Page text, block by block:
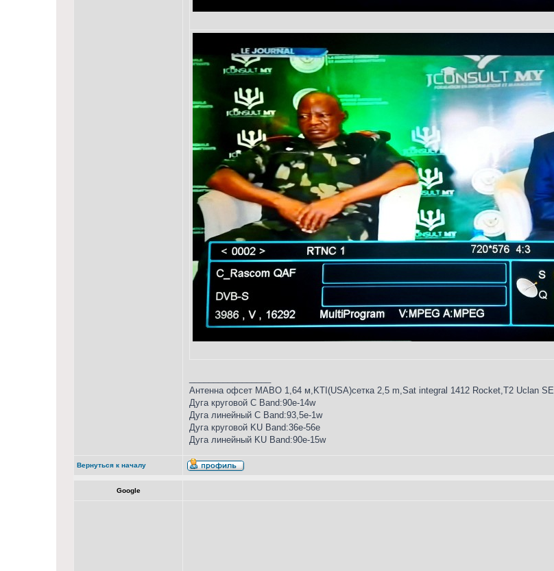
Антенна офсет MABO 1,64 м,KTI(USA)сетка 2,5 m,Sat integral 1412 Rocket,T2 Uclan SE
Дуга круговой С Band:90е-14w
Дуга линейный С Band:93,5е-1w
Дуга круговой KU Band:36е-56e
Дуга линейный KU Band:90е-15w
Вернуться к началу
Google